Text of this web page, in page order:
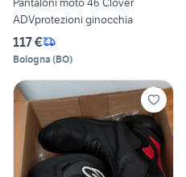
ADVprotezioni ginocchia
117 €
Bologna (BO)